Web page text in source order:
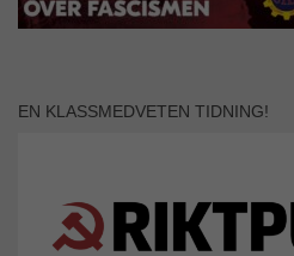
EN KLASSMEDVETEN TIDNING!